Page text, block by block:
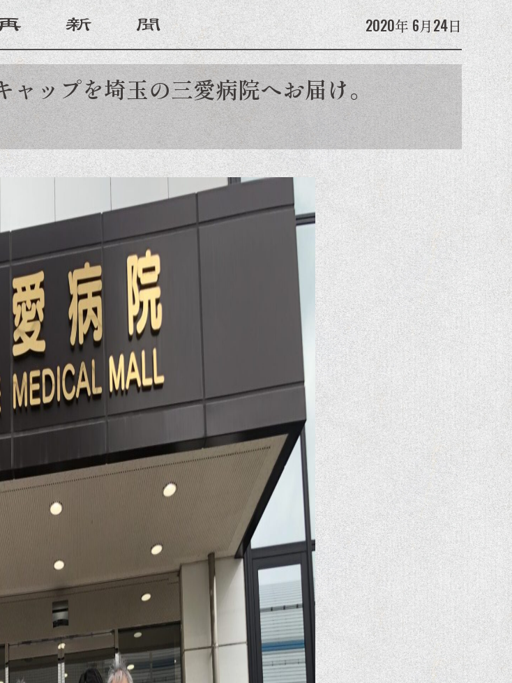
2020年 6月24日
ップを埼玉の三愛病院へお届け。